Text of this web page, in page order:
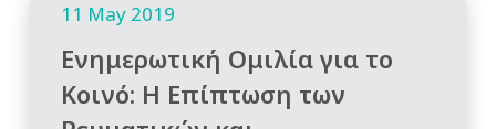
11 May 2019
Ενημερωτική Ομιλία για το
Κοινό: Η Επίπτωση των